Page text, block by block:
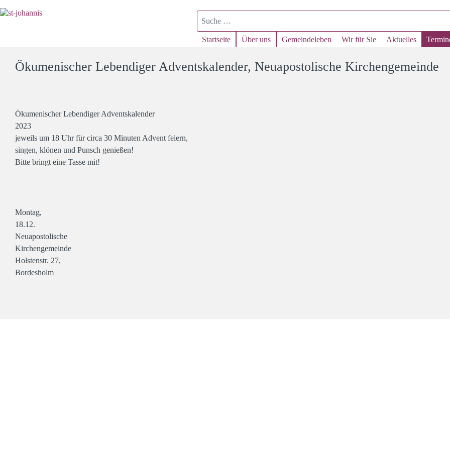
Suchen
Startseite Über uns Gemeindeleben Wir für Sie Aktuelles
Ökumenischer Lebendiger Adventskalender, Neuapostolische Kirchengemeinde
Ökumenischer Lebendiger Adventskalender
2023
jeweils um 18 Uhr für circa 30 Minuten Advent feiern,
singen, klönen und Punsch genießen!
Bitte bringt eine Tasse mit!
Montag,
18.12.
Neuapostolische
Kirchengemeinde
Holstenstr. 27,
Bordesholm